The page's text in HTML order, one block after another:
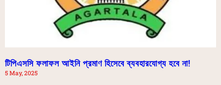
টিপিএসসি ফলাফল আইনি প্রমাণ হিসেবে ব্যবহারযোগ্য হবে না!
5 May, 2025